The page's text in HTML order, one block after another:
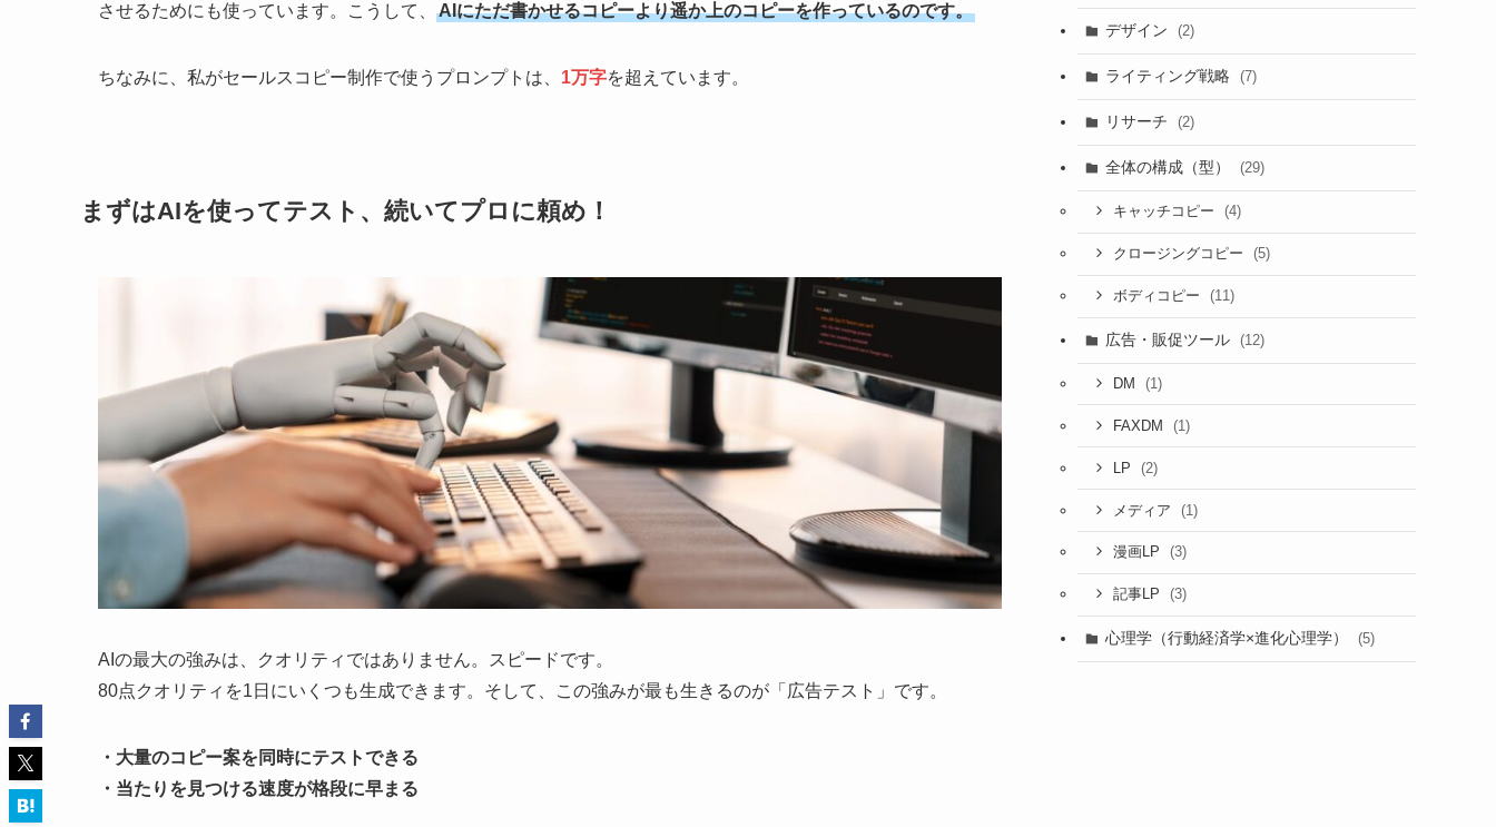
させるためにも使っています。こうして、
AIにただ書かせるコピーより遥か上のコピーを作っているのです。
ちなみに、私がセールスコピー制作で使うプロンプトは、 1万字を超えています。
まずはAIを使ってテスト、続いてプロに頼め！
AIの最大の強みは、クオリティではありません。スピードです。
80点クオリティを1日にいくつも生成できます。そして、この強みが最も生きるのが「広告テスト」です。
・大量のコピー案を同時にテストできる
・当たりを見つける速度が格段に早まる
デザイン (2)
ライティング戦略 (7)
リサーチ (2)
全体の構成（型） (29)
キャッチコピー (4)
クロージングコピー (5)
ボディコピー (11)
広告・販促ツール (12)
DM (1)
FAXDM (1)
LP (2)
メディア (1)
漫画LP (3)
記事LP (3)
心理学（行動経済学×進化心理学） (5)